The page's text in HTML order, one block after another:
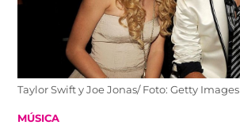
Taylor Swift y Joe Jonas/ Foto: Getty Images
POSTED
MÚSICA